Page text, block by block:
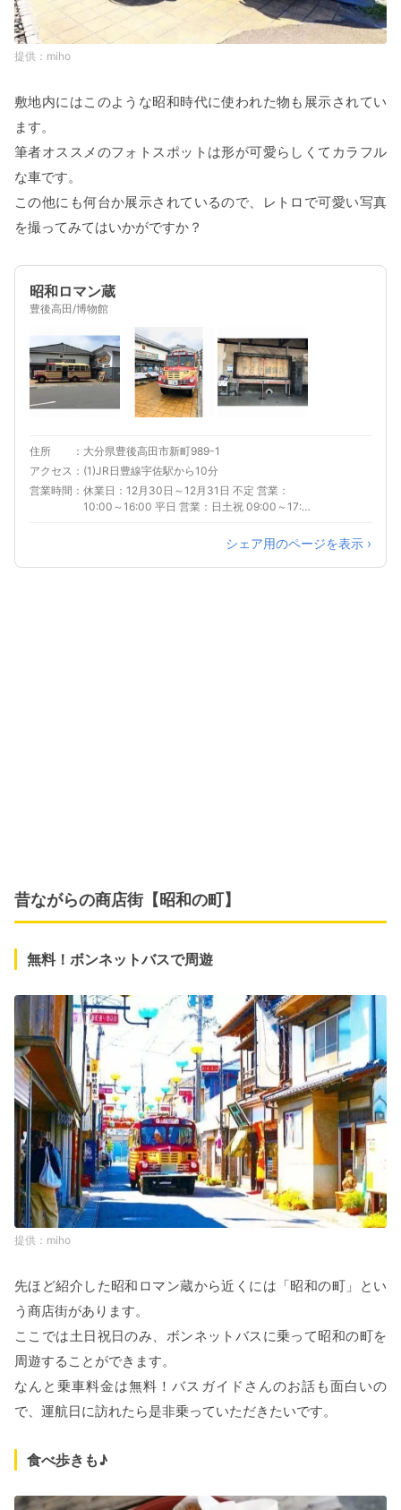
miho
敷地内にはこのような昭和時代に使われた物も展示されてい
ます。
筆者オススメのフォトスポットは形が可愛らしくてカラフル
な車です。
この他にも何台か展示されているので、レトロで可愛い写真
を撮ってみてはいかがですか？
昭和ロマン蔵
豊後高田/博物館
住所
大分県豊後高田市新町989-1
アクセス
(1)JR日豊線宇佐駅から10分
営業時間
休業日：12月30日～12月31日 不定 営業：
10:00～16:00 平日 営業：日土祝 09:00～17:00
シェア用のページを表示 ›
昔ながらの商店街【昭和の町】
無料！ボンネットバスで周遊
miho
先ほど紹介した昭和ロマン蔵から近くには「昭和の町」とい
う商店街があります。
ここでは土日祝日のみ、ボンネットバスに乗って昭和の町を
周遊することができます。
なんと乗車料金は無料！バスガイドさんのお話も面白いの
で、運航日に訪れたら是非乗っていただきたいです。
食べ歩きも♪